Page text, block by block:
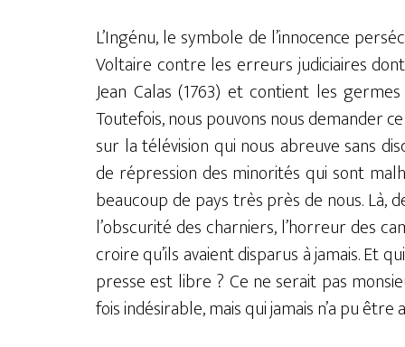
L’Ingénu, le symbole de l’innocence
Voltaire contre les erreurs judiciaires
Jean Calas (1763) et contient les
Toutefois, nous pouvons nous demander
sur la télévision qui nous abreuve sans
de répression des minorités qui sont
beaucoup de pays très près de nous. Là,
l’obscurité des charniers, l’horreur des
croire qu’ils avaient disparus à jamais. Et
presse est libre ? Ce ne serait pas
fois indésirable, mais qui jamais n’a pu être